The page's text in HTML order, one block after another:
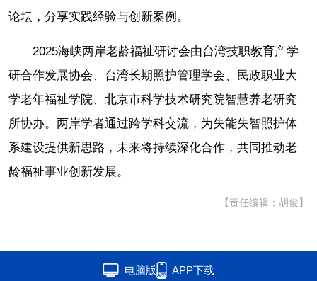
论坛，分享实践经验与创新案例。
2025海峡两岸老龄福祉研讨会由台湾技职教育产学
研合作发展协会、台湾长期照护管理学会、民政职业大
学老年福祉学院、北京市科学技术研究院智慧养老研究
所协办。两岸学者通过跨学科交流，为失能失智照护体
系建设提供新思路，未来将持续深化合作，共同推动老
龄福祉事业创新发展。
【责任编辑：胡俊】
电脑版 APP下载